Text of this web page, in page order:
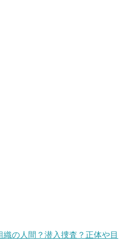
織の人間？潜入捜査？正体や目